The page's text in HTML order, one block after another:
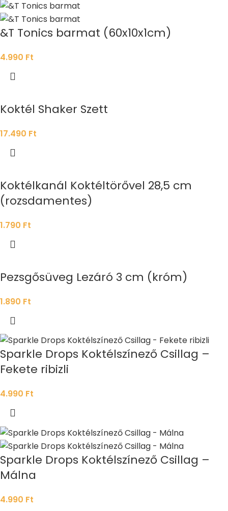
&T Tonics barmat (60x10x1cm)
4.990 Ft
Koktél Shaker Szett
17.490 Ft
Koktélkanál Koktéltörővel 28,5 cm
(rozsdamentes)
1.790 Ft
Pezsgősüveg Lezáró 3 cm (króm)
1.890 Ft
Sparkle Drops Koktélszínező Csillag –
Fekete ribizli
4.990 Ft
Sparkle Drops Koktélszínező Csillag –
Málna
4.990 Ft